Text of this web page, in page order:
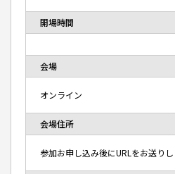
開場時間
会場
オンライン
会場住所
参加お申し込み後にURLをお送りし